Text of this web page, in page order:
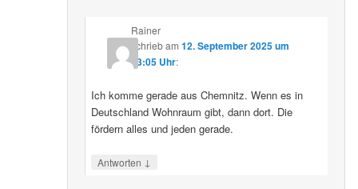
Rainer
schriebam 12. September 2025 um
23:05 Uhr:
Ich komme gerade aus Chemnitz. Wenn es in
Deutschland Wohnraum gibt, dann dort. Die
fördern alles und jeden gerade.
Antworten ↓